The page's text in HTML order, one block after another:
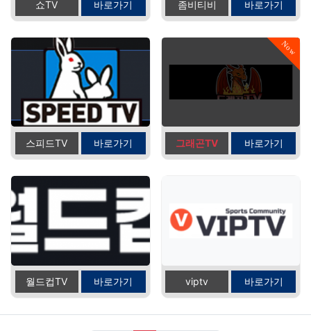
쇼TV 바로가기 좀비티비 바로가기
스피드TV 바로가기
Now
그래곤TV 바로가기
월드컵TV 바로가기 viptv 바로가기